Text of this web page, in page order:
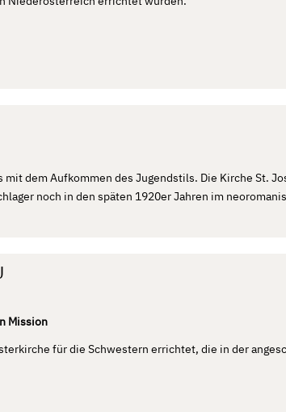
dem Aufkommen des Jugendstils. Die Kirche St.
noch in den späten 1920er Jahren im
Mission
für die Schwestern errichtet, die in der